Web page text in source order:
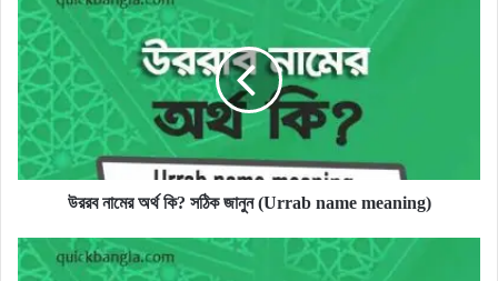
নামের
অর্থ
সঠিক
জানুন
(Urrab
name
meaning)
উররব নামের অর্থ কি? সঠিক জানুন (Urrab name meaning)
উরজ
নামের